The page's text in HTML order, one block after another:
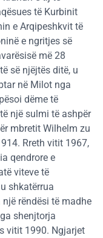
të Kurbinit
e Arqipeshkvit të
e ngritjes së
më 28
së njëjtës ditë, u
në Milot nga
dëme të
një sulmi të ashpër
mbretit Wilhelm zu
Rreth vitit 1967,
qendrore e
viteve të
shkatërrua
rëndësi të madhe
shenjtorja
vitit 1990. Ngjarjet